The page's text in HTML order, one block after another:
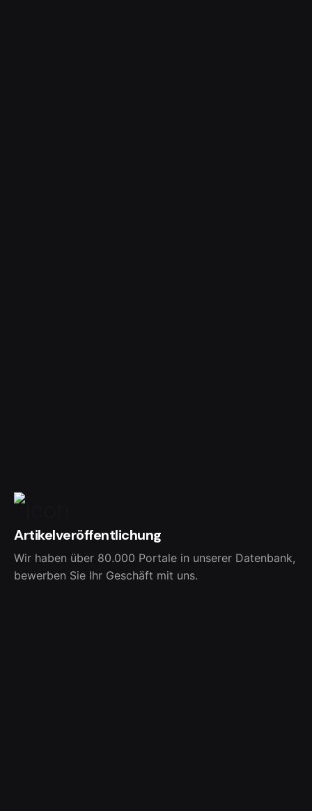
Artikelveröffentlichung
Wir haben über 80.000 Portale in unserer Datenbank,
bewerben Sie Ihr Geschäft mit uns.